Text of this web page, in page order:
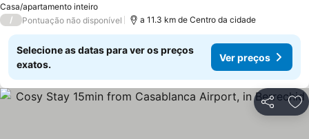
Casa/apartamento inteiro
/ Pontuação não disponível a 11.3 km de Centro da cidade
Selecione as datas para ver os preços
exatos.
Ver preços
Partilhar